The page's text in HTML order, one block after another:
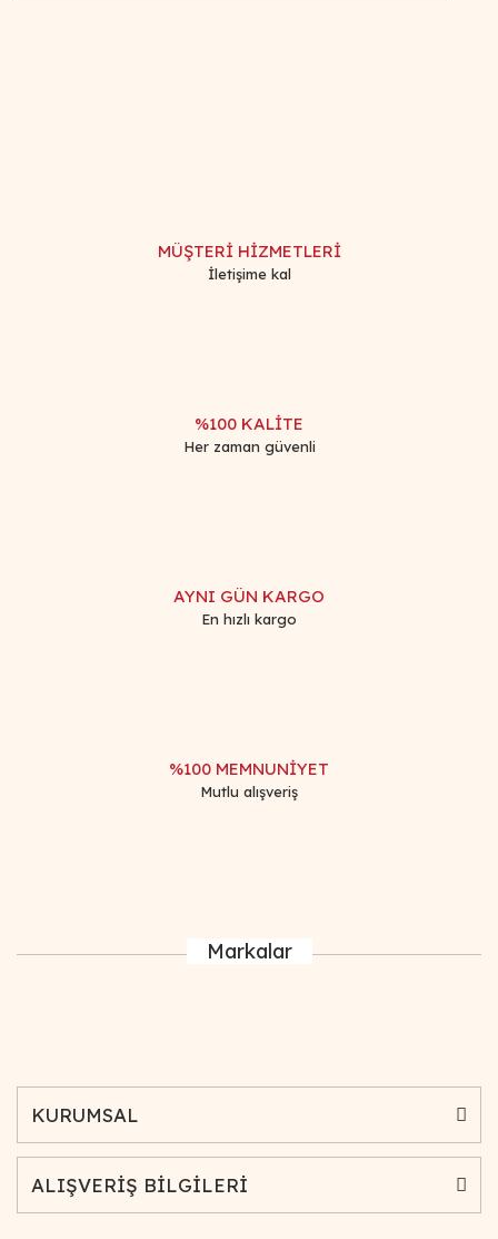
Ürün bilgilerinde hatalar bulunuyor.
MÜŞTERİ HİZMETLERİ
İletişime kal
%100 KALİTE
Her zaman güvenli
AYNI GÜN KARGO
En hızlı kargo
%100 MEMNUNİYET
Mutlu alışveriş
Markalar
KURUMSAL
ALIŞVERİŞ BİLGİLERİ